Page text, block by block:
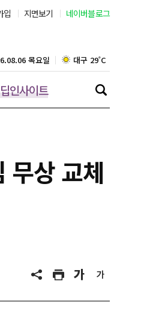
입 지면보기 네이버블로그
딥인사이트
목요일 대구 29˚C
인천 29˚C
울산 29˚C
상 교체